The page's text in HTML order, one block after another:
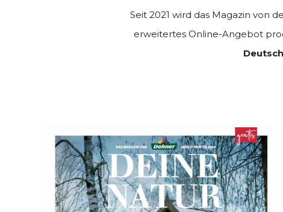
Seit 2021 wird das Magazin von
erweitertes Online-Angebot